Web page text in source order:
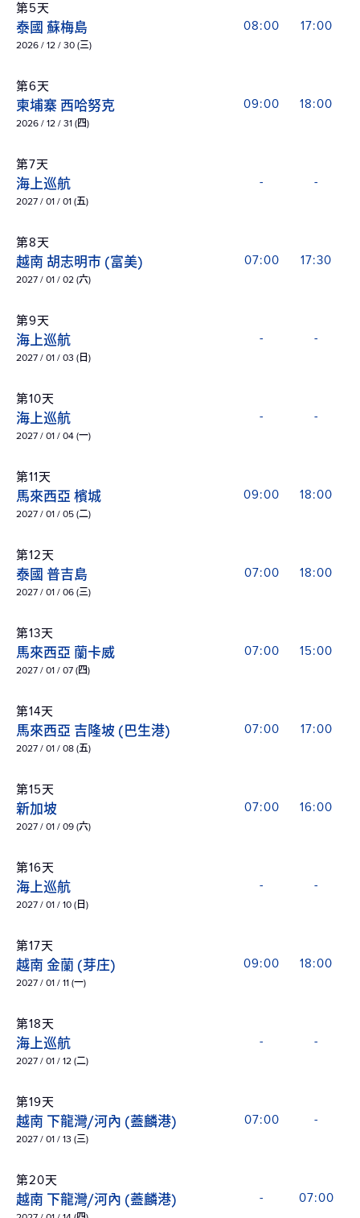
第5天
泰國 蘇梅島
2026 / 12 / 30 (三)
08:00 17:00
第6天
柬埔寨 西哈努克
2026 / 12 / 31 (四)
09:00 18:00
第7天
海上巡航
2027 / 01 / 01 (五)
- -
第8天
越南 胡志明市 (富美)
2027 / 01 / 02 (六)
07:00 17:30
第9天
海上巡航
2027 / 01 / 03 (日)
- -
第10天
海上巡航
2027 / 01 / 04 (一)
- -
第11天
馬來西亞 檳城
2027 / 01 / 05 (二)
09:00 18:00
第12天
泰國 普吉島
2027 / 01 / 06 (三)
07:00 18:00
第13天
馬來西亞 蘭卡威
2027 / 01 / 07 (四)
07:00 15:00
第14天
馬來西亞 吉隆坡 (巴生港)
2027 / 01 / 08 (五)
07:00 17:00
第15天
新加坡
2027 / 01 / 09 (六)
07:00 16:00
第16天
海上巡航
2027 / 01 / 10 (日)
- -
第17天
越南 金蘭 (芽庄)
2027 / 01 / 11 (一)
09:00 18:00
第18天
海上巡航
2027 / 01 / 12 (二)
- -
第19天
越南 下龍灣/河內 (蓋麟港)
2027 / 01 / 13 (三)
07:00 -
第20天
越南 下龍灣/河內 (蓋麟港) - 07:00